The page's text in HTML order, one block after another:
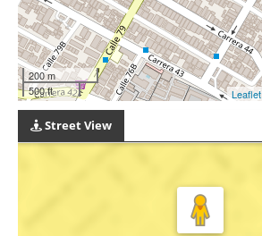
200 m
500 ft
Leaflet
Street View